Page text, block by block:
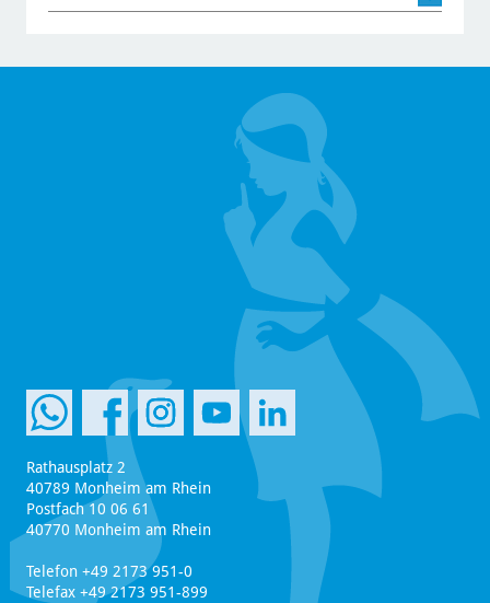
Rathausplatz 2
40789 Monheim am Rhein
Postfach 10 06 61
40770 Monheim am Rhein
Telefon +49 2173 951-0
Telefax +49 2173 951-899